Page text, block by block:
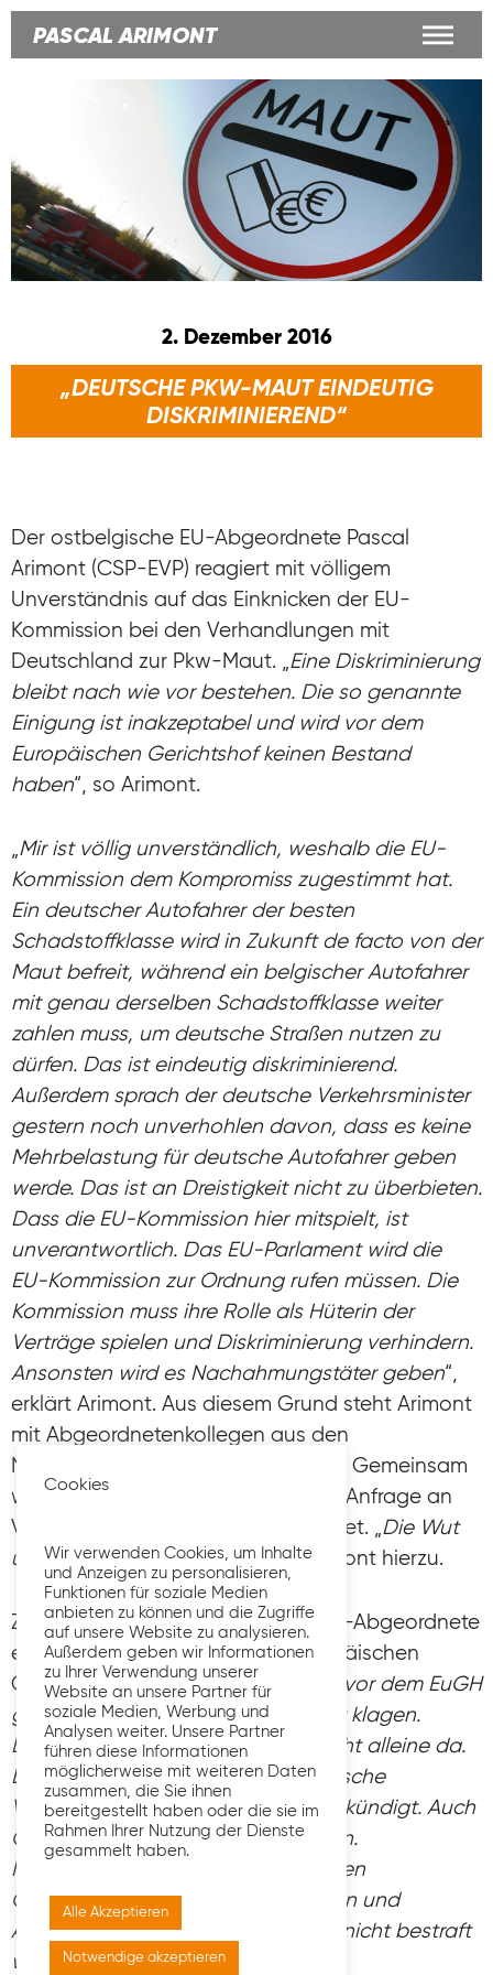
PASCAL ARIMONT
Kontakt
2. Dezember 2016
„DEUTSCHE PKW-MAUT EINDEUTIG
DISKRIMINIEREND“
Der ostbelgische EU-Abgeordnete Pascal
Arimont (CSP-EVP) reagiert mit völligem
Unverständnis auf das Einknicken der EU-
Kommission bei den Verhandlungen mit
Deutschland zur Pkw-Maut. „Eine Diskriminierung
bleibt nach wie vor bestehen. Die so genannte
Einigung ist inakzeptabel und wird vor dem
Europäischen Gerichtshof keinen Bestand
haben“, so Arimont.
„Mir ist völlig unverständlich, weshalb die EU-
Kommission dem Kompromiss zugestimmt hat.
Ein deutscher Autofahrer der besten
Schadstoffklasse wird in Zukunft de facto von der
Maut befreit, während ein belgischer Autofahrer
mit genau derselben Schadstoffklasse weiter
zahlen muss, um deutsche Straßen nutzen zu
dürfen. Das ist eindeutig diskriminierend.
Außerdem sprach der deutsche Verkehrsminister
gestern noch unverhohlen davon, dass es keine
Mehrbelastung für deutsche Autofahrer geben
werde. Das ist an Dreistigkeit nicht zu überbieten.
Dass die EU-Kommission hier mitspielt, ist
unverantwortlich. Das EU-Parlament wird die
EU-Kommission zur Ordnung rufen müssen. Die
Kommission muss ihre Rolle als Hüterin der
Verträge spielen und Diskriminierung verhindern.
Ansonsten wird es Nachahmungstäter geben“,
erklärt Arimont. Aus diesem Grund steht Arimont
mit Abgeordnetenkollegen aus den
Nachbarländern im engen Kontakt. Gemeinsam
wird aktuell eine parlamentarische Anfrage an
Verkehrskommissarin Bulc vorbereitet. „Die Wut
über die Einigung ist groß“, so Arimont hierzu.
Zudem fordert der ostbelgische EU-Abgeordnete
eine Klage Belgiens vor dem Europäischen
Gerichtshof (EuGH). „Belgien sollte vor dem EuGH
gegen diese diskriminierende Maut klagen.
Dabei stände Belgien übrigens nicht alleine da.
Bereits gestern hat die niederländische
Verkehrsministerin eine Klage angekündigt. Auch
Österreich steht in den Startblöcken.
Insbesondere die Einwohner aus den
Grenzregionen dürfen für das Leben und
Arbeiten über die Grenzen hinweg nicht bestraft
werden“, so Arimont abschließend.
Cookies
Wir verwenden Cookies, um Inhalte
und Anzeigen zu personalisieren,
Funktionen für soziale Medien
anbieten zu können und die Zugriffe
auf unsere Website zu analysieren.
Außerdem geben wir Informationen
zu Ihrer Verwendung unserer
Website an unsere Partner für
soziale Medien, Werbung und
Analysen weiter. Unsere Partner
führen diese Informationen
möglicherweise mit weiteren Daten
zusammen, die Sie ihnen
bereitgestellt haben oder die sie im
Rahmen Ihrer Nutzung der Dienste
gesammelt haben.
Alle Akzeptieren
Notwendige akzeptieren